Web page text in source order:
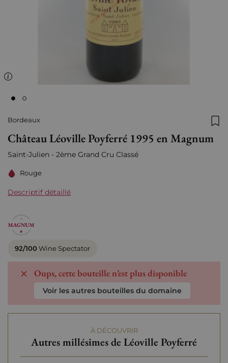
Bordeaux
Château Léoville Poyferré 1995 en Magnum
Saint-Julien - 2ème Grand Cru Classé
Rouge
Descriptif détaillé
92/100 Wine Spectator
Oups, cette bouteille n’est plus disponible
Voir les autres bouteilles du domaine
À DÉCOUVRIR
Autres millésimes de Léoville Poyferré